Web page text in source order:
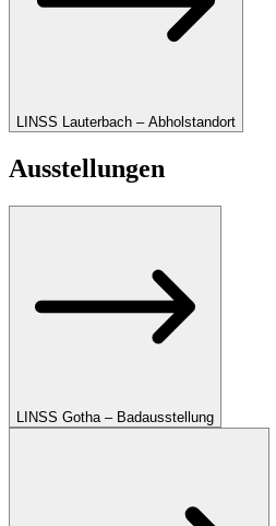
LINSS Lauterbach – Abholstandort
Ausstellungen
LINSS Gotha – Badausstellung